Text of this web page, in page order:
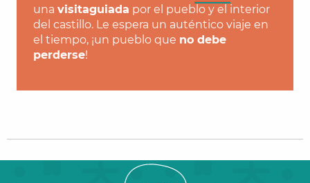
una visitaguiada por el pueblo y el interior
del castillo. Le espera un auténtico viaje en
el tiempo, ¡un pueblo que no debe
perderse!